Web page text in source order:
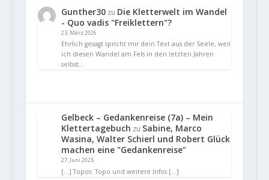
Gunther30zu Die Kletterwelt im Wandel
- Quo vadis "Freiklettern"?
23. März 2026
Ehrlich gesagt spricht mir dein Text aus der Seele, weil
ich diesen Wandel am Fels in den letzten Jahren
selbst…
Gelbeck – Gedankenreise (7a) – Mein
Klettertagebuch zu Sabine, Marco
Wasina, Walter Schierl und Robert Glück
machen eine "Gedankenreise"
27. Juni 2025
[…] Topos: Topo und weitere Infos […]